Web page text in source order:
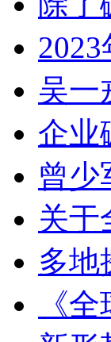
吴一
企业
曾少
关于
多地
《